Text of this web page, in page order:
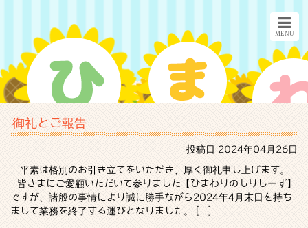
御礼とご報告
投稿日 2024年04月26日
平素は格別のお引き立てをいただき、厚く御礼申し上げます。
皆さまにご愛顧いただいて参りました【ひまわりのもりしーず】
ですが、諸般の事情により誠に勝手ながら2024年4月末日を持ち
まして業務を終了する運びとなりました。 […]